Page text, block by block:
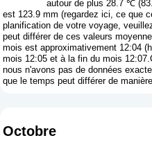
autour de plus 28.7 ℃
est 123.9 mm (regardez ici, ce que
planification de votre voyage,
peut différer de ces valeurs
mois est approximativement 12:04
mois 12:05 et à la fin du mois
nous n'avons pas de données
que le temps peut différer de
Octobre